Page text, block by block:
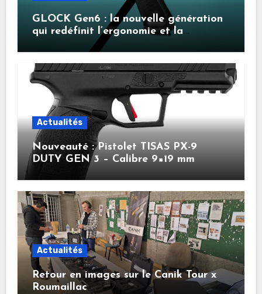
GLOCK Gen6 : la nouvelle génération
qui redéfinit l’ergonomie et la
performance
Actualités
Nouveauté : Pistolet TISAS PX-9
DUTY GEN 3 – Calibre 9×19 mm
Actualités
Retour en images sur le Canik Tour x
Roumaillac